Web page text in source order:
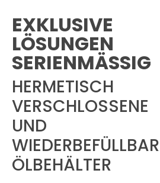
EXKLUSIVE
LÖSUNGEN
SERIENMÄSSIG
HERMETISCH
VERSCHLOSSENE
UND
ÖLBEHÄLTER